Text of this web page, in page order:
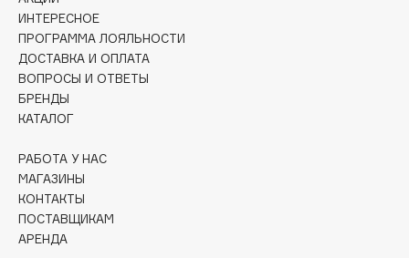
Collagenina
Consly
Corimo
CosRX
Cottolina
Cunzite
ИНТЕРЕСНОЕ
ПРОГРАММА ЛОЯЛЬНОСТИ
ДОСТАВКА И ОПЛАТА
ВОПРОСЫ И ОТВЕТЫ
БРЕНДЫ
КАТАЛОГ
РАБОТА У НАС
МАГАЗИНЫ
КОНТАКТЫ
ПОСТАВЩИКАМ
АРЕНДА